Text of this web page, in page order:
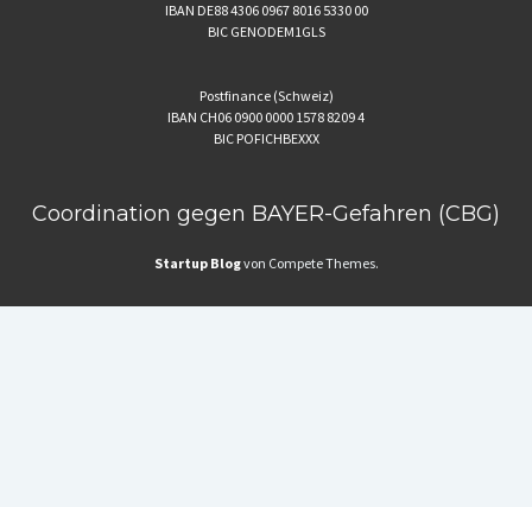
IBAN DE88 4306 0967 8016 5330 00
BIC GENODEM1GLS
Postfinance (Schweiz)
IBAN CH06 0900 0000 1578 8209 4
BIC POFICHBEXXX
Coordination gegen BAYER-Gefahren (CBG)
Startup Blogvon Compete Themes.